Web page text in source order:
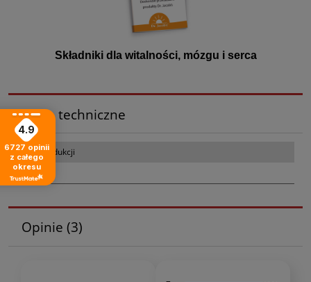
Składniki dla witalności, mózgu i serca
Dane techniczne
Kraj produkcji
Polska
Opinie (3)
4.9
6727 opinii
z całego
okresu